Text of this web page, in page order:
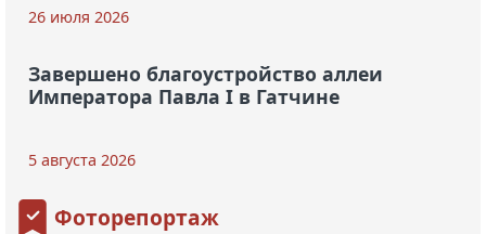
26 июля 2026
Завершено благоустройство аллеи
Императора Павла I в Гатчине
5 августа 2026
Фоторепортаж